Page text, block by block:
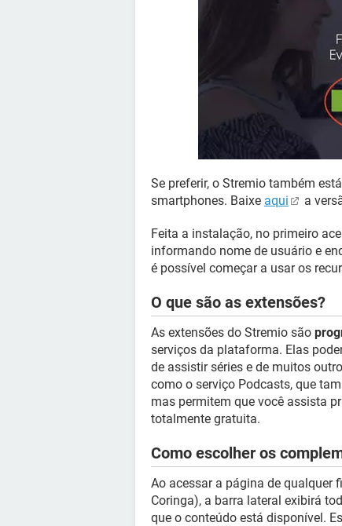
Se preferir, o Stremio também
smartphones. Baixe aqui a
Feita a instalação, no primeiro
informando nome de usuário e
é possível começar a usar os
O que são as extensões?
As extensões do Stremio são
serviços da plataforma. Elas
de assistir séries e de muitos
como o serviço Podcasts, que
mas permitem que você assista
totalmente gratuita.
Como escolher os
Ao acessar a página de qualquer
Coringa), a barra lateral exibirá
que o conteúdo está disponível.